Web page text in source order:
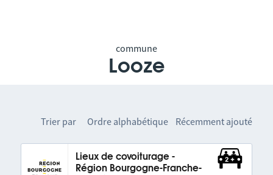
commune
Looze
Trier par Ordre alphabétique Récemment ajouté
Lieux de covoiturage -
Région Bourgogne-Franche-